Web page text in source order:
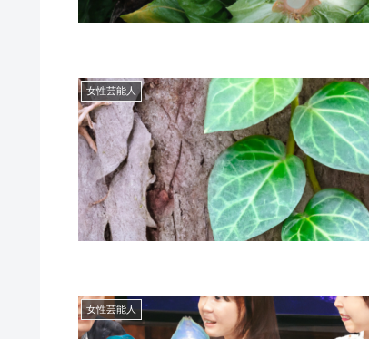
女性芸能人
女性芸能人